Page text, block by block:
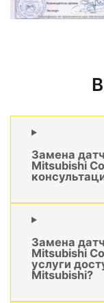
Замена
Mitsubishi
Замена
Mitsubishi
услуги
Mitsubishi?